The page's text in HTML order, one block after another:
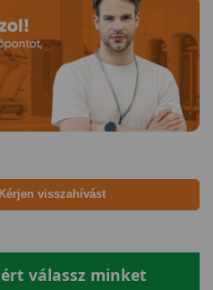
visszahívást
válassz minket